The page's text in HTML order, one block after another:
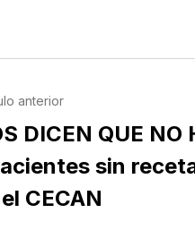
anterior
DICEN QUE NO
sin
CECAN